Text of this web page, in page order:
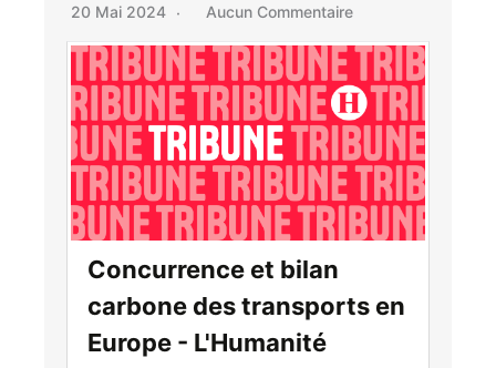
20 Mai 2024 Aucun Commentaire
Concurrence et bilan
carbone des transports en
Europe - L'Humanité